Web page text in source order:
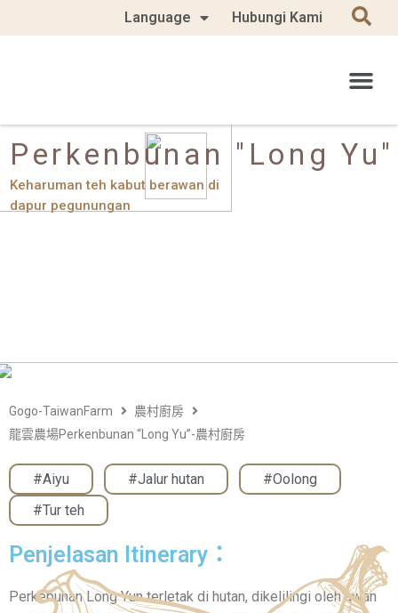
Language Hubungi Kami
Keharuman teh kabut berawan di
dapur pegunungan
Perkenbunan "Long Yu"
Gogo-TaiwanFarm
農村廚房
龍雲農場Perkenbunan “Long Yu”-農村廚房
#Aiyu #Jalur hutan #Oolong
#Tur teh
Penjelasan Itinerary：
Perkebunan Long Yun terletak di hutan, dikelilingi oleh awan